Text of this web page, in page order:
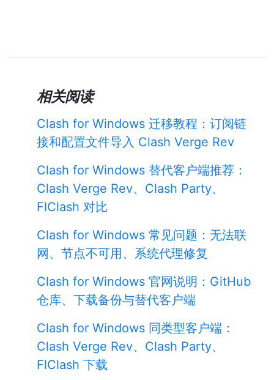
相关阅读
Clash for Windows 迁移教程：订阅链
接和配置文件导入 Clash Verge Rev
Clash for Windows 替代客户端推荐：
Clash Verge Rev、Clash Party、
FlClash 对比
Clash for Windows 常见问题：无法联
网、节点不可用、系统代理修复
Clash for Windows 官网说明：GitHub
仓库、下载备份与替代客户端
Clash for Windows 同类型客户端：
Clash Verge Rev、Clash Party、
FlClash 下载